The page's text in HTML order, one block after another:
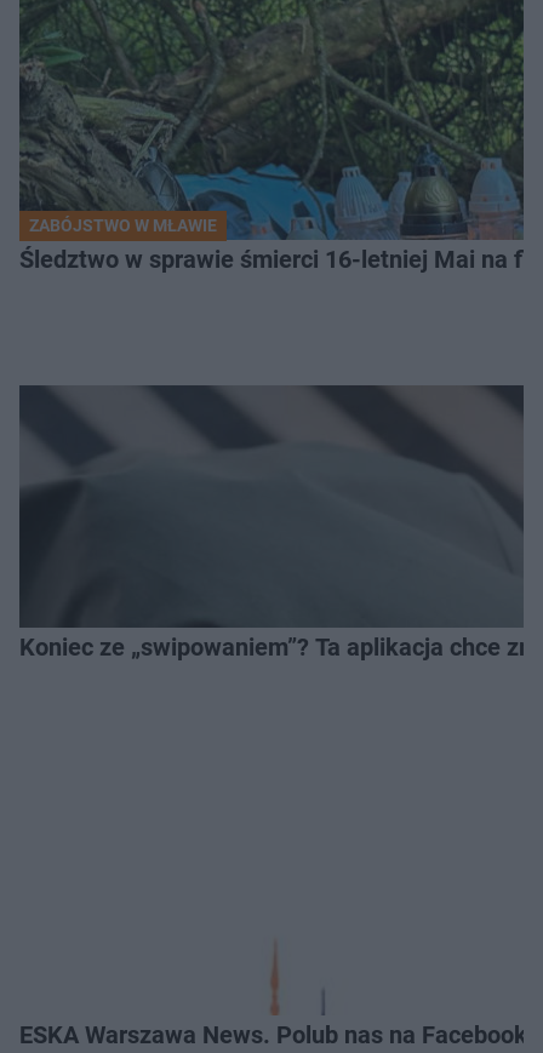
ZABÓJSTWO W MŁAWIE
Śledztwo w sprawie śmierci 16-letniej Mai na
Koniec ze „swipowaniem”? Ta aplikacja chce
ESKA Warszawa News. Polub nas na